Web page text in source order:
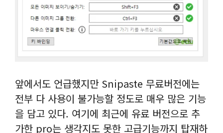
앞에서도 언급했지만 Snipaste 무료버전에는
전부 다 사용이 불가능할 정도로 매우 많은 기능
을 담고 있다. 여기에 최근에 유료 버전으로 추
가한 pro는 생각지도 못한 고급기능까지 탑재하